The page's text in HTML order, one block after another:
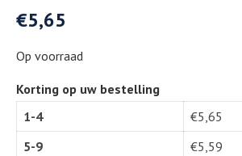
€5,65
Op voorraad
Korting op uw bestelling
1-4
€5,65
5-9
€5,59